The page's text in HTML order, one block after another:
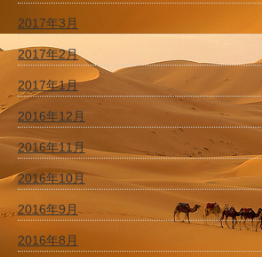
2017年3月
2017年2月
2017年1月
2016年12月
2016年11月
2016年10月
2016年9月
2016年8月